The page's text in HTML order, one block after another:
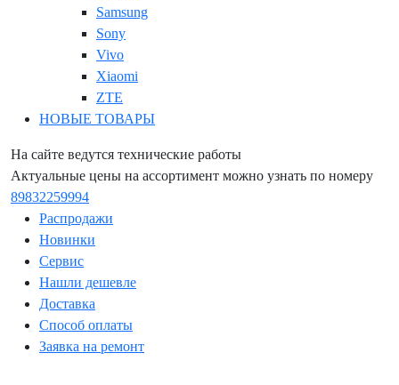
Samsung
Sony
Vivo
Xiaomi
ZTE
НОВЫЕ ТОВАРЫ
На сайте ведутся технические работы
Актуальные цены на ассортимент можно узнать по номеру
89832259994
Распродажи
Новинки
Сервис
Нашли дешевле
Доставка
Способ оплаты
Заявка на ремонт